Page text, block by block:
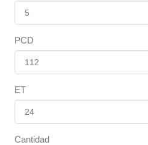
PCD
ET
Cantidad